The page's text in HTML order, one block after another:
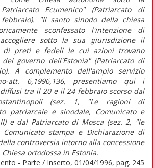
Ecumenico" (Patriarcato di
febbraio). "Il santo sinodo della chiesa
sconfessato l'intenzione di
sotto la sua giurisdizione il
di preti e fedeli le cui azioni trovano
governo dell'Estonia" (Patriarcato di
A complemento dell'ampio servizio
att. 6,1996,136, presentiamo qui i
tra il 20 e il 24 febbraio scorso dal
(sez. 1, "Le ragioni di
patriarcale e sinodale, Comunicato e
e dal Patriarcato di Mosca (sez. 2, "le
stampa e Dichiarazione di
controversia intorno alla concessione
ortodossa in Estonia.
- Parte / Inserto, 01/04/1996, pag. 245